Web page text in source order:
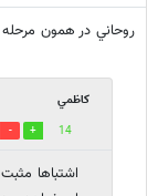
روحاني در همون
كاظمي
14